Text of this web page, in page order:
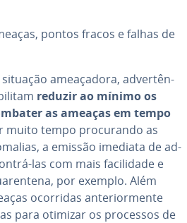
pontos fracos e falhas de
ame­a­ça­dora, ad­ver­tên­
reduzir ao mínimo os
as ameaças em tempo
muito tempo pro­cu­rando as
a emissão imediata de ad­
las com mais fa­ci­li­dade e
por exemplo. Além
ocorridas an­te­ri­or­mente
para otimizar os processos de